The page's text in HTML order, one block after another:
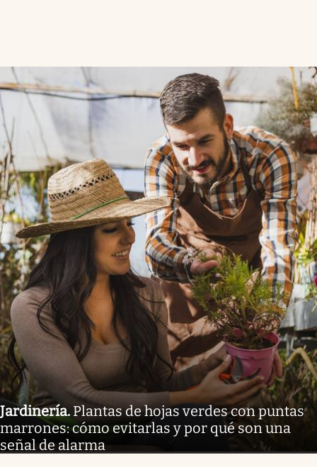
Jardinería. Plantas de hojas verdes con puntas
marrones: cómo evitarlas y por qué son una
señal de alarma